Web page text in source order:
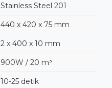
Stainless Steel 201
440 x 420 x 75 mm
2 x 400 x 10 mm
900W / 20 m³
10-25 detik